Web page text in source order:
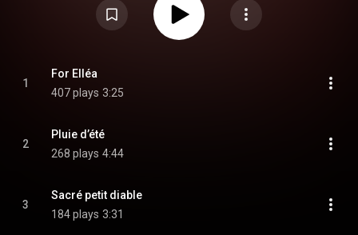
1
For Elléa
407 plays 3:25
2
Pluie d’été
268 plays 4:44
3
Sacré petit diable
184 plays 3:31